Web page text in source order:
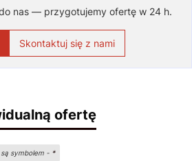
nas — przygotujemy ofertę w 24 h.
Skontaktuj się z nami
ofertę
symbolem - *